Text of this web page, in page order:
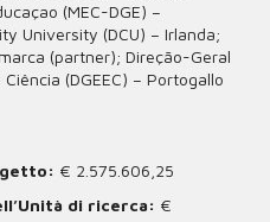
(MEC-DGE) –
University (DCU) – Irlanda;
(partner); Direção-Geral
(DGEEC) – Portogallo
€ 2.575.606,25
di ricerca: €